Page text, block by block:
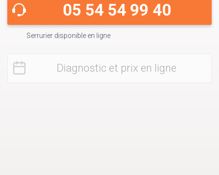
05 54 54 99 40
Serrurier disponible en ligne
Diagnostic et prix en ligne